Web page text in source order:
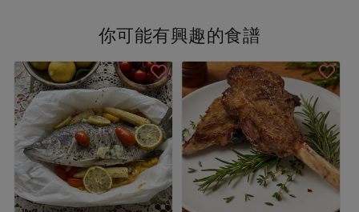
你可能有興趣的食譜